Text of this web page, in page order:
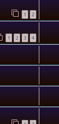
1 2
1 2 3 4